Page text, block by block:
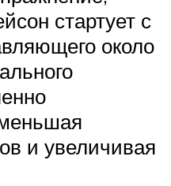
стартует с
около
и увеличивая